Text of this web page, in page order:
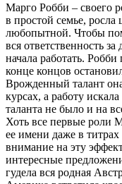
Марго Робби – своего
в простой семье, росла
любопытной. Чтобы
вся ответственность
начала работать.
конце концов
Врожденный талант
курсах, а работу
таланта не было и на
Хоть все первые роли
ее имени даже в
внимание на эту
интересные
гудела вся родная